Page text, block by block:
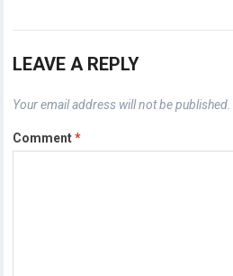
LEAVE A REPLY
Your email address will not be published.
Comment*